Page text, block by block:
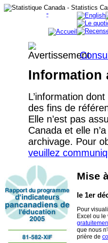
Information
L’information
des fins de
Elle n’est pas
Canada et elle
archivage. Pour
veuillez
Mise
le 1er
Pour
Excel ou le
que nous
prière de